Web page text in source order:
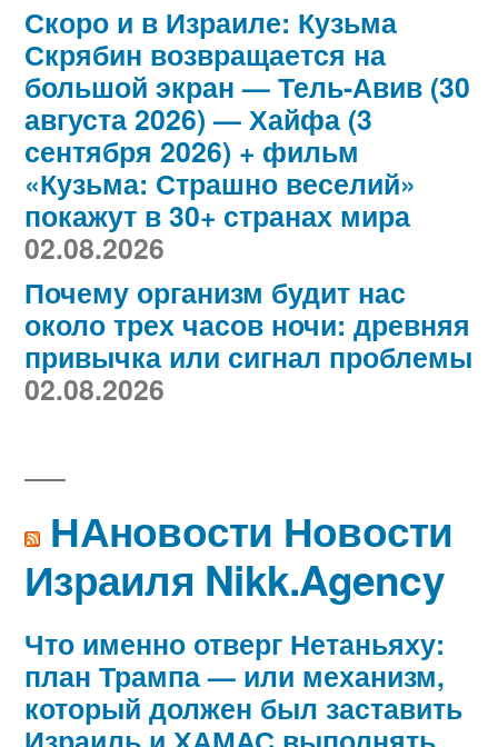
Скоро и в Израиле: Кузьма
Скрябин возвращается на
большой экран — Тель-Авив (30
августа 2026) — Хайфа (3
сентября 2026) + фильм
«Кузьма: Страшно веселий»
покажут в 30+ странах мира
02.08.2026
Почему организм будит нас
около трех часов ночи: древняя
привычка или сигнал проблемы
02.08.2026
НАновости Новости
Израиля Nikk.Agency
Что именно отверг Нетаньяху:
план Трампа — или механизм,
который должен был заставить